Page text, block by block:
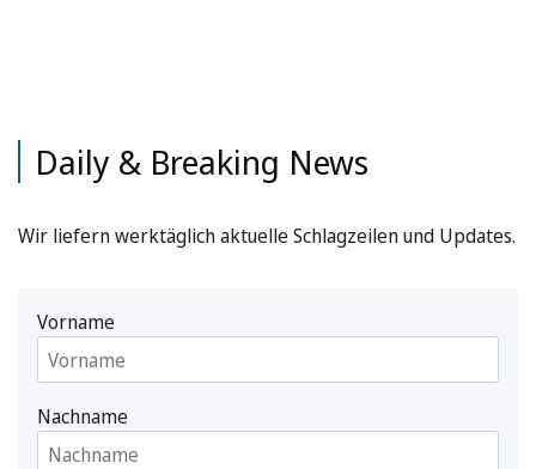
Daily & Breaking News
Wir liefern werktäglich aktuelle Schlagzeilen und Updates.
Vorname
Nachname